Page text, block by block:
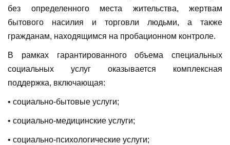
без определенного места жительства, жертвам
бытового насилия и торговли людьми, а также
гражданам, находящимся на пробационном контроле.
В рамках гарантированного объема специальных
социальных услуг оказывается комплексная
поддержка, включающая:
• социально-бытовые услуги;
• социально-медицинские услуги;
• социально-психологические услуги;